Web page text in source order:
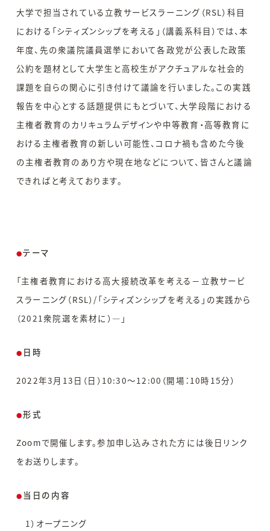
大学で担当されている立教サービスラーニング（RSL）科目
における「シティズンシップを考える」（講義系科目）では、本
年度、先の衆議院議員選挙において各政党が公表した政策
公約を題材として大学生と高校生がアクチュアルな社会的
課題を自らの関心に引き付けて議論を行いました。この実践
報告を中心とする話題提供にもとづいて、大学段階における
主権者教育のカリキュラムデザインや中等教育・高等教育に
おける主権者教育の新しい可能性、コロナ禍も含めた今後
の主権者教育のあり方や現在地などについて、皆さんと議論
できればと考えております。
●テーマ
「主権者教育における高大接続改革を考える－立教サービ
スラーニング（RSL）/「シティズンシップを考える」の実践から
（2021衆院選を素材に）―」
● 日時
2022年3月13日（日）10:30〜12:00（開場：10時15分）
●形式
Zoomで開催します。参加申し込みされた方には後日リンク
をお送りします。
● 当日の内容
1）オープニング